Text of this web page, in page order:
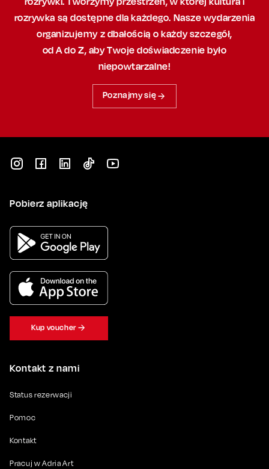
rozrywka są dostępne dla każdego. Nasze wydarzenia
organizujemy z dbałością o każdy szczegół,
od A do Z, abyTwoje doświadczenie było
niepowtarzalne!
Poznajmy się
Kontakt z nami
Status rezerwacji
Pomoc
Kontakt
Pracuj w Adria Art
Pobierz aplikację
Kup voucher